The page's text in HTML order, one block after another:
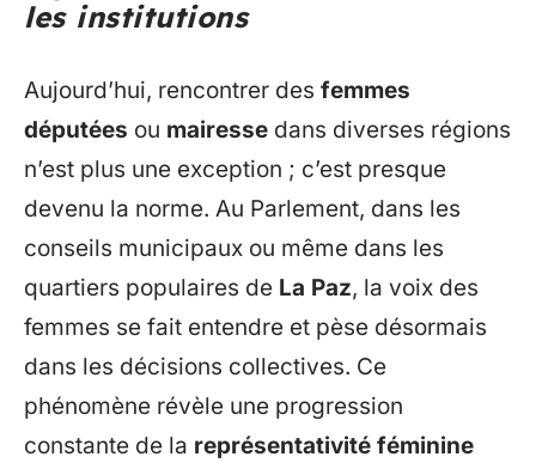
les institutions
Aujourd’hui, rencontrer des femmes
députées ou mairesse dans diverses régions
n’est plus une exception ; c’est presque
devenu la norme. Au Parlement, dans les
conseils municipaux ou même dans les
quartiers populaires de La Paz, la voix des
femmes se fait entendre et pèse désormais
dans les décisions collectives. Ce
phénomène révèle une progression
constante de la représentativité féminine